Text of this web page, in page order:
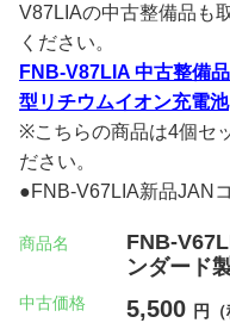
V87LIAの中古整備品も
ください。
FNB-V87LIA 中古整備
型リチウムイオン充電池
※こちらの商品は4個セ
ださい。
●FNB-V67LIA新品JAN
商品名
FNB-
ンダード
中古価格 5,500 円（